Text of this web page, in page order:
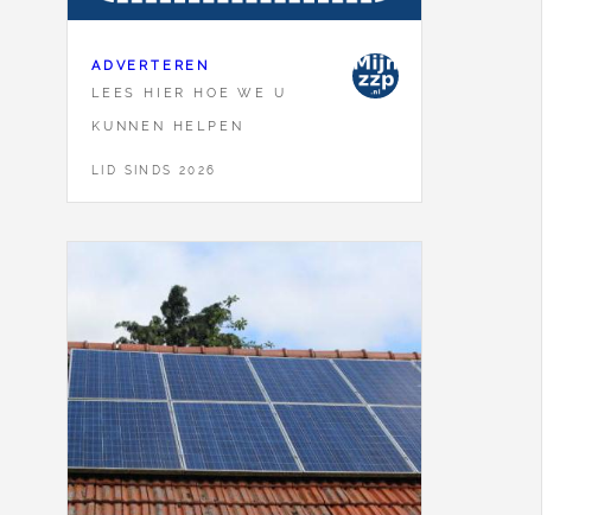
ADVERTEREN
LEES HIER HOE WE U
KUNNEN HELPEN
LID SINDS 2026